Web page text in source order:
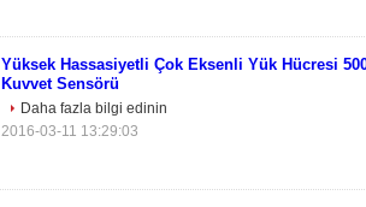
Yüksek Hassasiyetli Çok Eksenli Yük Hücresi
Kuvvet Sensörü
Daha fazla bilgi edinin
2016-03-11 13:29:03